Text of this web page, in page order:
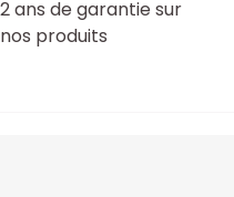
2 ans de garantie sur
nos produits